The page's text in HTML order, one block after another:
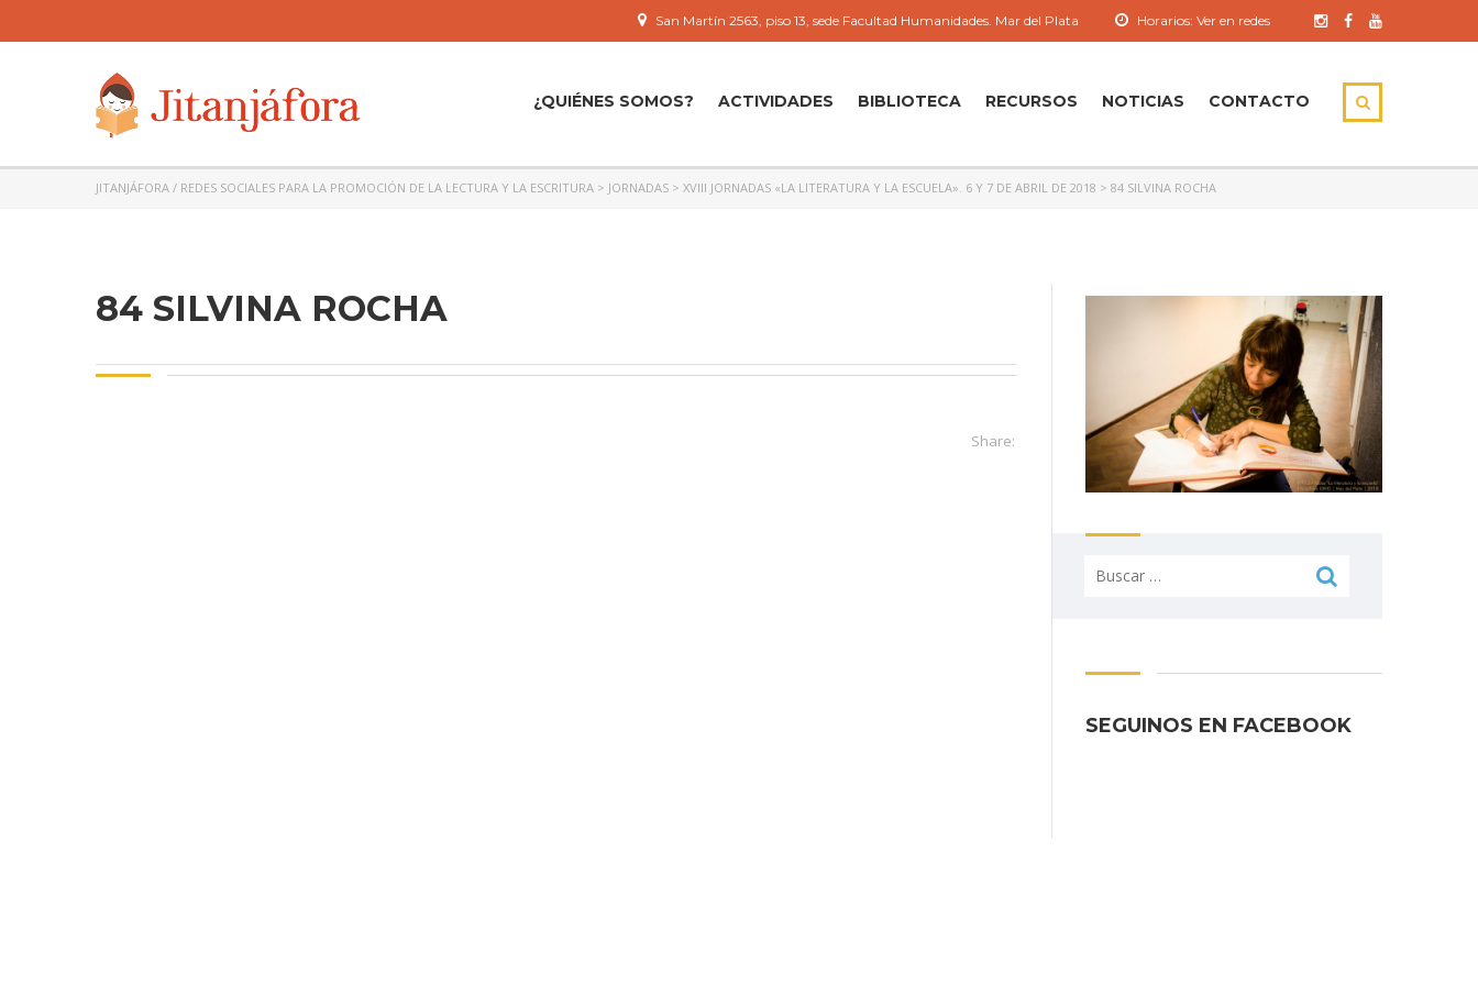
Horarios: Ver en redes
San Martín 2563, piso 13, sede Facultad Humanidades. Mar del Plata
¿QUIÉNES SOMOS? ACTIVIDADES BIBLIOTECA RECURSOS NOTICIAS CONTACTO
JITANJÁFORA / REDES SOCIALES PARA LA PROMOCIÓN DE LA LECTURA Y LA ESCRITURA > JORNADAS > XVIII JORNADAS «LA LITERATURA Y LA ESCUELA». 6 Y 7 DE ABRIL DE 2018 > 84 SILVINA ROCHA
84 SILVINA ROCHA
Share:
Buscar:
SEGUINOS EN FACEBOOK